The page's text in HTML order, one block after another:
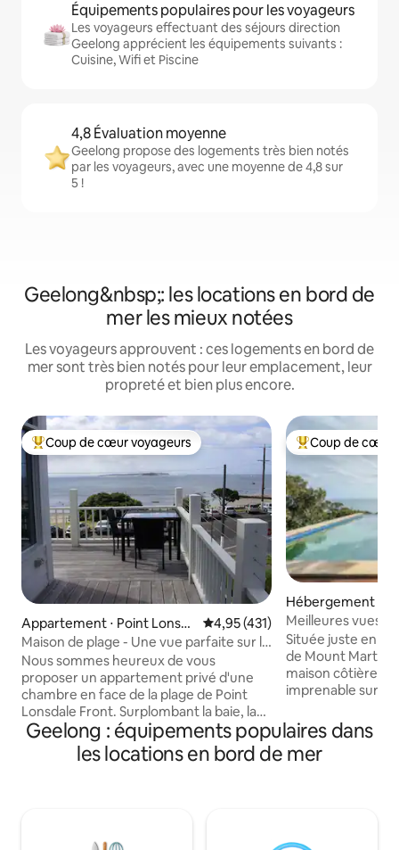
Équipements populaires pour les voyageurs
Les voyageurs effectuant des séjours direction
Geelong apprécient les équipements suivants :
Cuisine, Wifi et Piscine
4,8 Évaluation moyenne
Geelong propose des logements très bien notés
par les voyageurs, avec une moyenne de 4,8 sur
5 !
Geelong&nbsp;: les locations en bord de
mer les mieux notées
Les voyageurs approuvent : ces logements en bord de
mer sont très bien notés pour leur emplacement, leur
propreté et bien plus encore.
Coups de cœur voyageurs les plus appréciés
Coup de cœur voyageurs
Appartement ⋅ Point Lonsda
le
Évaluation moyenne sur la
4,95 (431)
Maison de plage - Une vue parfaite sur la
mer
Nous sommes heureux de vous
proposer un appartement privé d'une
chambre en face de la plage de Point
Lonsdale Front. Surplombant la baie, la
tête de la baie de Port Phillip et les voies
de navigation, l'appartement a 10 ans et
des équipements modernes.
Coups de cœur
Coup de cœur
Hébergement ⋅
ha
Meilleures vues
Située juste en
de Mount Martha
maison côtière
imprenable sur
pour vous
péninsule de
trouverez tout ce
paddle sont
Geelong : équipements populaires dans
les locations en bord de mer